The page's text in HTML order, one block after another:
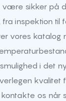
sikker på
inspektion til
vores
i det
os når